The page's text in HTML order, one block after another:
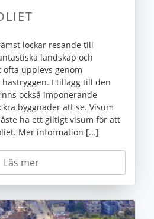
lockar resande till
landskap och
upplevs genom
I tillägg till den
också imponerande
byggnader att se. Visum
ha ett giltigt visum för att
Mer information [...]
Läs mer